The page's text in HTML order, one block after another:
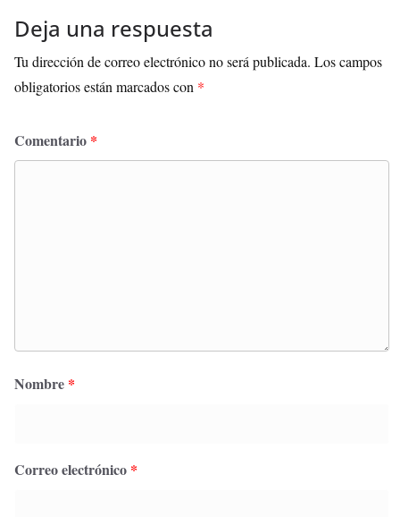
Deja una respuesta
Tu dirección de correo electrónico no será publicada. Los campos
obligatorios están marcados con *
Comentario *
Nombre *
Correo electrónico *